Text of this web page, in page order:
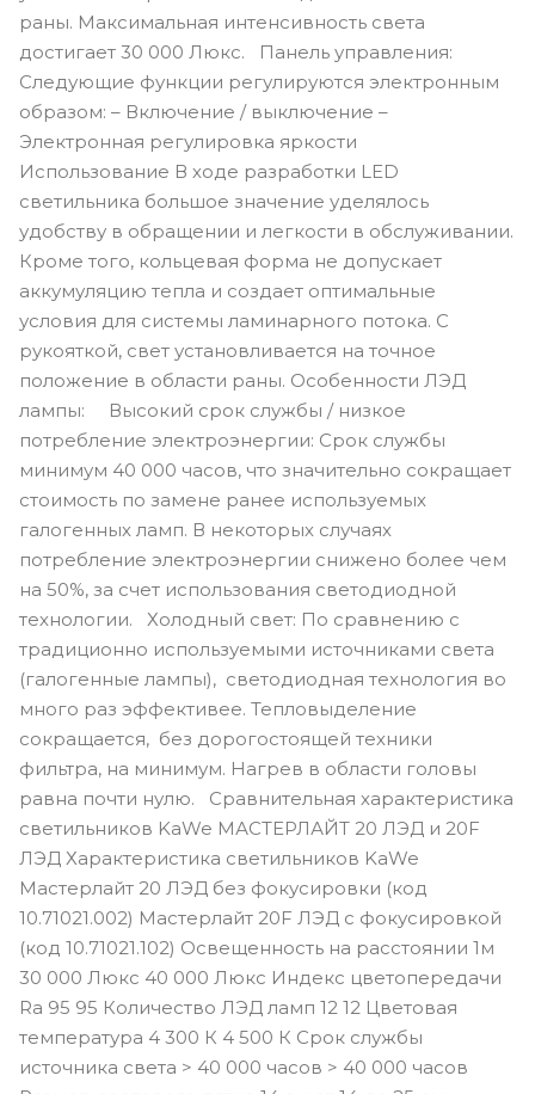
раны. Максимальная интенсивность света
достигает 30 000 Люкс. Панель управления:
Следующие функции регулируются электронным
образом: – Включение / выключение –
Электронная регулировка яркости
Использование В ходе разработки LED
светильника большое значение уделялось
удобству в обращении и легкости в обслуживании.
Кроме того, кольцевая форма не допускает
аккумуляцию тепла и создает оптимальные
условия для системы ламинарного потока. С
рукояткой, свет установливается на точное
положение в области раны. Особенности ЛЭД
лампы: Высокий срок службы / низкое
потребление электроэнергии: Срок службы
минимум 40 000 часов, что значительно сокращает
стоимость по замене ранее используемых
галогенных ламп. В некоторых случаях
потребление электроэнергии снижено более чем
на 50%, за счет использования светодиодной
технологии. Холодный свет: По сравнению с
традиционно используемыми источниками света
(галогенные лампы), светодиодная технология во
много раз эффективее. Тепловыделение
сокращается, без дорогостоящей техники
фильтра, на минимум. Нагрев в области головы
равна почти нулю. Сравнительная характеристика
светильников KaWe МАСТЕРЛАЙТ 20 ЛЭД и 20F
ЛЭД Характеристика светильников KaWe
Мастерлайт 20 ЛЭД без фокусировки (код
10.71021.002) Мастерлайт 20F ЛЭД с фокусировкой
(код 10.71021.102) Освещенность на расстоянии 1м
30 000 Люкс 40 000 Люкс Индекс цветопередачи
Ra 95 95 Количество ЛЭД ламп 12 12 Цветовая
температура 4 300 К 4 500 К Срок службы
источника света > 40 000 часов > 40 000 часов